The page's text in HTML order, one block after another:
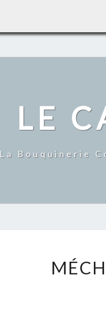
LE
La Bouquinerie